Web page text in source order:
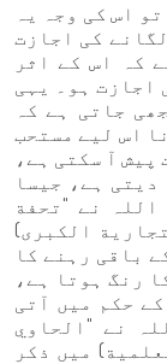
اس کی وجہ یہ
کی اجازت
کہ اس کے اثر
اجازت ہو۔ یہی
جاتی ہے کہ
اس لیے مستحب
پیش آ سکتی ہے،
ہے، جیسا
اللہ نے "تحفة
التجارية الكبرى)
باقی رہنے کا
رنگ ہوتا ہے،
حکم میں آتی
نے "الحاوي
العلمية) میں ذکر